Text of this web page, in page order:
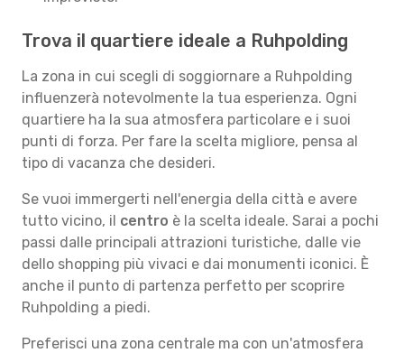
Trova il quartiere ideale a Ruhpolding
La zona in cui scegli di soggiornare a Ruhpolding
influenzerà notevolmente la tua esperienza. Ogni
quartiere ha la sua atmosfera particolare e i suoi
punti di forza. Per fare la scelta migliore, pensa al
tipo di vacanza che desideri.
Se vuoi immergerti nell'energia della città e avere
tutto vicino, il centro è la scelta ideale. Sarai a pochi
passi dalle principali attrazioni turistiche, dalle vie
dello shopping più vivaci e dai monumenti iconici. È
anche il punto di partenza perfetto per scoprire
Ruhpolding a piedi.
Preferisci una zona centrale ma con un'atmosfera